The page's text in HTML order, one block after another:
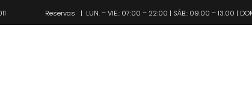
Reservas | LUN. – VIE.: 07:00 – 22:00 | SÁB.: 09.00 – 13.00 |